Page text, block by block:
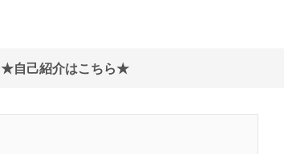
★自己紹介はこちら★